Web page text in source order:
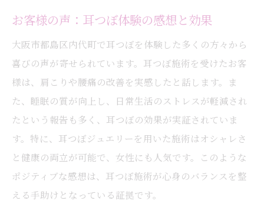
お客様の声：耳つぼ体験の感想と効果
大阪市都島区内代町で耳つぼを体験した多くの方々から
喜びの声が寄せられています。耳つぼ施術を受けたお客
様は、肩こりや腰痛の改善を実感したと話します。ま
た、睡眠の質が向上し、日常生活のストレスが軽減され
たという報告も多く、耳つぼの効果が実証されていま
す。特に、耳つぼジュエリーを用いた施術はオシャレさ
と健康の両立が可能で、女性にも人気です。このような
ポジティブな感想は、耳つぼ施術が心身のバランスを整
える手助けとなっている証拠です。